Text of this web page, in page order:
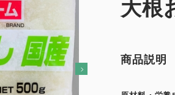
大根
商品説明